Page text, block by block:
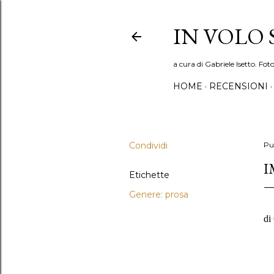
IN VOLO
a cura di Gabriele Isetto.
HOME RECENSIONI
Condividi
Etichette
Genere: prosa
di